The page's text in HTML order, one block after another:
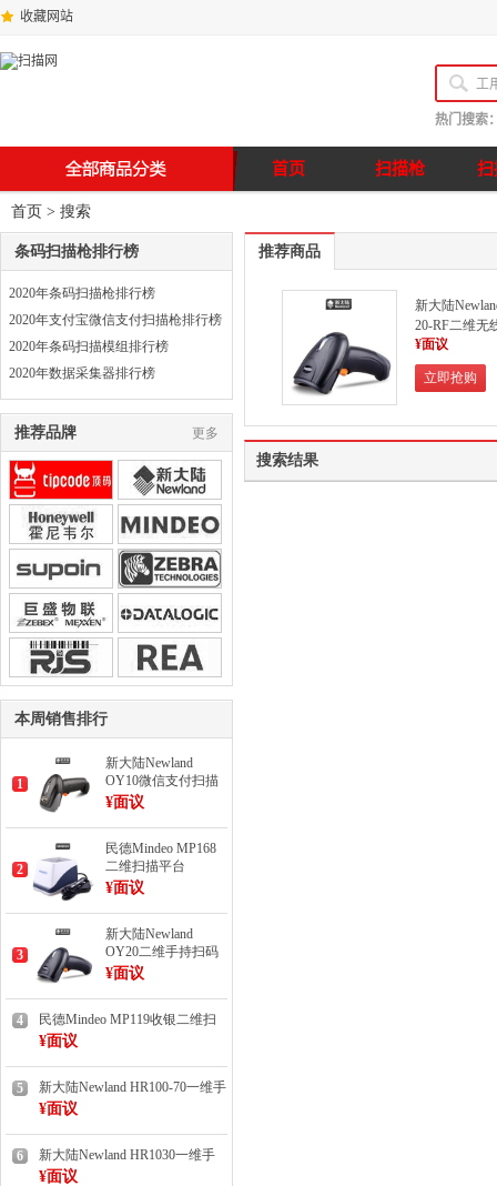
收藏网站
热门搜索
首页 扫描枪 扫
首页 > 搜索
条码扫描枪排行榜
2020年条码扫描枪排行榜
2020年支付宝微信支付扫描枪排行榜
2020年条码扫描模组排行榜
2020年数据采集器排行榜
推荐品牌 更多
本周销售排行
1
新大陆Newland
OY10微信支付扫描
枪
¥面议
2
民德Mindeo MP168
二维扫描平台
¥面议
3
新大陆Newland
OY20二维手持扫码
枪
¥面议
4
民德Mindeo MP119收银二维扫
描平台
¥面议
5
新大陆Newland HR100-70一维手
持扫描枪
¥面议
6
新大陆Newland HR1030一维手
持扫描枪
¥面议
推荐商品
新大陆
20-RF二维无
描枪
¥面议
立即抢购
搜索结果